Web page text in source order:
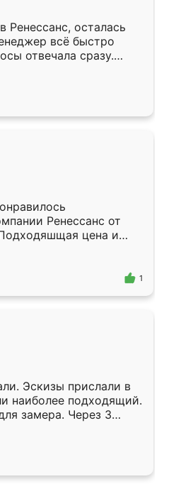
только здесь.
Ренессанс, осталась
всё быстро
отвечала сразу.
субботу, подошёл к
Собрали
аккуратно, даже
Ренессанс от
цена и
Приехавший
Владислав
эскизу самый
1
Эскизы прислали в
наиболее подходящий.
замера. Через 3
готова. Остались
Ренессанс
работу!